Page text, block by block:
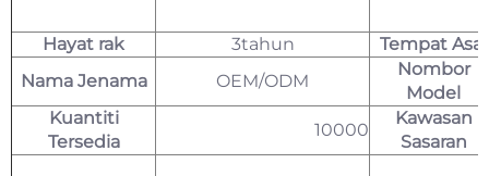
Hayat rak 3tahun
Tempat Asal
Nama Jenama
OEM/ODM
Nombor
Model
Kuantiti
Tersedia
10000
Kawasan
Sasaran